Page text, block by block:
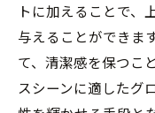
トに加えることで、
与えることができま
て、清潔感を保つこ
スシーンに適したグ